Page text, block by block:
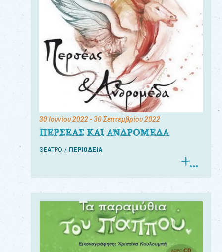
30 Ιουνίου 2022- 30 Σεπτεμβρίου 2022
ΠΕΡΣΕΑΣ ΚΑΙ ΑΝΔΡΟΜΕΔΑ
ΘΕΑΤΡΟ ΠΕΡΙΟΔΕΙΑ